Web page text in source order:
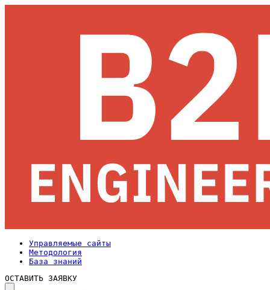
Управляемые сайты
Методология
База знаний
ОСТАВИТЬ ЗАЯВКУ